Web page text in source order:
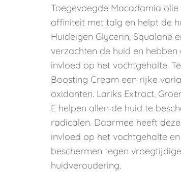
Toegevoegde Macadamia
affiniteit met talg en helpt de
Huideigen Glycerin, Squalane
verzachten de huid en hebben
invloed op het vochtgehalte.
Boosting Cream een rijke
oxidanten. Lariks Extract,
E helpen allen de huid te
radicalen. Daarmee heeft
invloed op het vochtgehalte
beschermen tegen vroegtijdige
huidveroudering.